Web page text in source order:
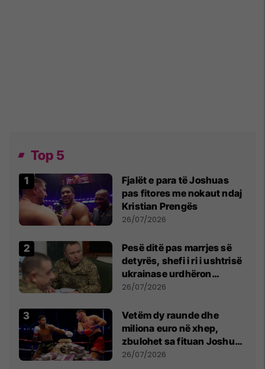
Top 5
Fjalët e para të Joshuas
pas fitores me nokaut ndaj
Kristian Prengës
26/07/2026
Pesë ditë pas marrjes së
detyrës, shefi i ri i ushtrisë
ukrainase urdhëron
kontroll të madh
26/07/2026
Vetëm dy raunde dhe
miliona euro në xhep,
zbulohet sa fituan Joshua
e Prenga
26/07/2026